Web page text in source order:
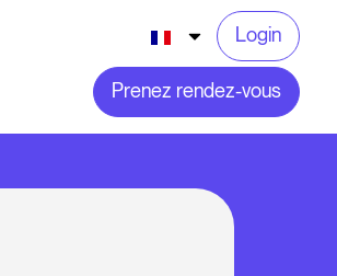
Login
Prenez rendez-vous